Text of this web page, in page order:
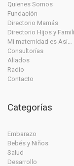
Quienes Somos
Fundación
Directorio Mamás
Directorio Hijos y
Mi maternidad es Así…
Consultorías
Aliados
Radio
Contacto
Categorías
Embarazo
Bebés y Niños
Salud
Desarrollo